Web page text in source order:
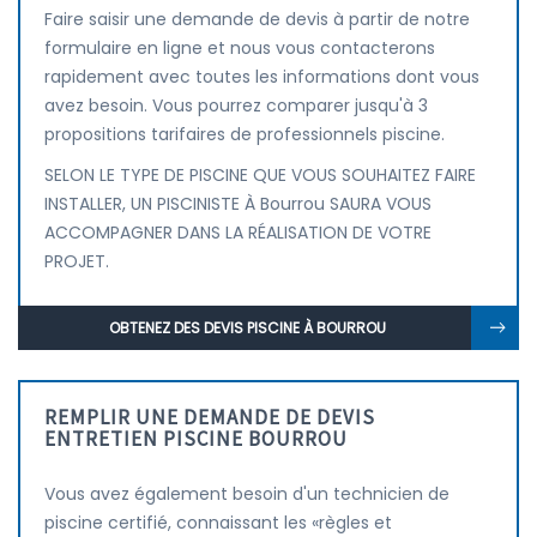
Faire saisir une demande de devis à partir de notre
formulaire en ligne et nous vous contacterons
rapidement avec toutes les informations dont vous
avez besoin. Vous pourrez comparer jusqu'à 3
propositions tarifaires de professionnels piscine.
SELON LE TYPE DE PISCINE QUE VOUS SOUHAITEZ FAIRE
INSTALLER, UN PISCINISTE À Bourrou SAURA VOUS
ACCOMPAGNER DANS LA RÉALISATION DE VOTRE
PROJET.
OBTENEZ DES DEVIS PISCINE À BOURROU
REMPLIR UNE DEMANDE DE DEVIS
ENTRETIEN PISCINE BOURROU
Vous avez également besoin d'un technicien de
piscine certifié, connaissant les «règles et